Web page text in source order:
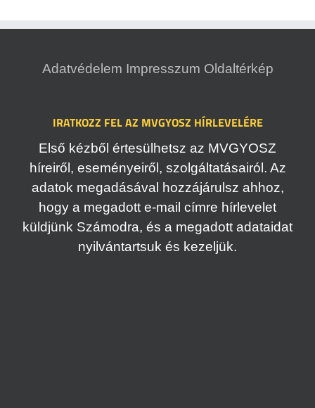
Adatvédelem Impresszum Oldaltérkép
IRATKOZZ FEL AZ MVGYOSZ HÍRLEVELÉRE
Első kézből értesülhetsz az MVGYOSZ
híreiről, eseményeiről, szolgáltatásairól. Az
adatok megadásával hozzájárulsz ahhoz,
hogy a megadott e-mail címre hírlevelet
küldjünk Számodra, és a megadott adataidat
nyilvántartsuk és kezeljük.